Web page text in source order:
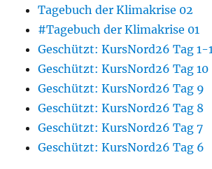
Tagebuch der Klimakrise 02
#Tagebuch der Klimakrise 01
Geschützt: KursNord26 Tag 1-
Geschützt: KursNord26 Tag 10
Geschützt: KursNord26 Tag 9
Geschützt: KursNord26 Tag 8
Geschützt: KursNord26 Tag 7
Geschützt: KursNord26 Tag 6